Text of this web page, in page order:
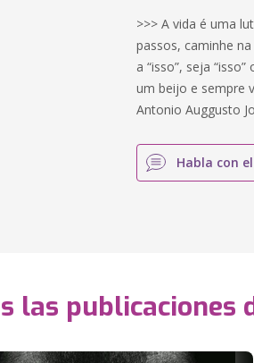
>>> A vida é uma
passos, caminhe
a “isso”, seja
um beijo e sempre
Antonio Auggusto
Habla con
las publicaciones